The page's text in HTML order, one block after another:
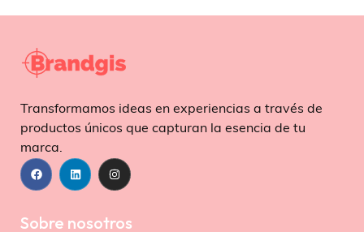
Transformamos ideas en experiencias a través de
productos únicos que capturan la esencia de tu
marca.
Sobre nosotros